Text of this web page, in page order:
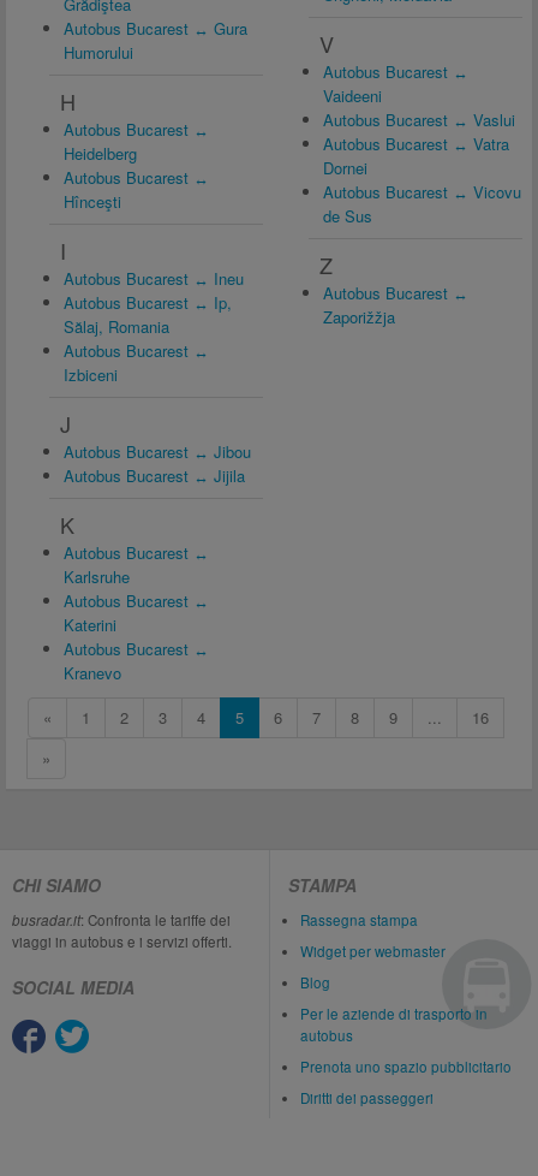
Autobus Bucarest ↔ Gura
Humorului
H
Autobus Bucarest ↔
Heidelberg
Autobus Bucarest ↔
Hînceşti
I
Autobus Bucarest ↔ Ineu
Autobus Bucarest ↔ Ip,
Sălaj, Romania
Autobus Bucarest ↔
Izbiceni
J
Autobus Bucarest ↔ Jibou
Autobus Bucarest ↔ Jijila
K
Autobus Bucarest ↔
Karlsruhe
Autobus Bucarest ↔
Katerini
Autobus Bucarest ↔
Kranevo
V
Autobus Bucarest ↔
Vaideeni
Autobus Bucarest ↔ Vaslui
Autobus Bucarest ↔ Vatra
Dornei
Autobus Bucarest ↔ Vicovu
de Sus
Z
Autobus Bucarest ↔
Zaporižžja
« 1 2 3 4 5 6 7 8 9 ...
16
»
CHI SIAMO
busradar.it: Confronta le tariffe dei
viaggi in autobus e i servizi offerti.
SOCIAL MEDIA
STAMPA
Rassegna stampa
Widget per webmaster
Blog
Per le aziende di trasporto in
autobus
Prenota uno spazio pubblicitario
Diritti dei passeggeri